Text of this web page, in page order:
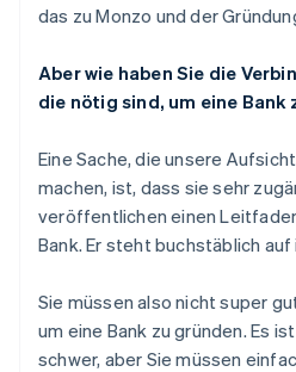
das zu Monzo und der
Aber wie haben Sie die
die nötig sind, um eine Bank
Eine Sache, die unsere
machen, ist, dass sie sehr
veröffentlichen einen
Bank. Er steht buchstäblich
Sie müssen also nicht super
um eine Bank zu gründen. Es
schwer, aber Sie müssen